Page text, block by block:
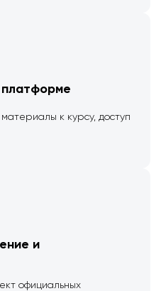
к курсу, доступ
и
официальных